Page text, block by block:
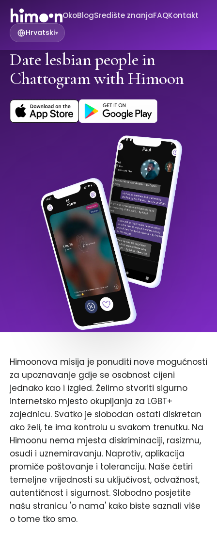
OkoBlogSredište znanjaFAQKontakt
Hrvatski▾
Date lesbian people in
Chattogram with Himoon
Himoonova misija je ponuditi nove mogućnosti
za upoznavanje gdje se osobnost cijeni
jednako kao i izgled. Želimo stvoriti sigurno
internetsko mjesto okupljanja za LGBT+
zajednicu. Svatko je slobodan ostati diskretan
ako želi, te ima kontrolu u svakom trenutku. Na
Himoonu nema mjesta diskriminaciji, rasizmu,
osudi i uznemiravanju. Naprotiv, aplikacija
promiče poštovanje i toleranciju. Naše četiri
temeljne vrijednosti su uključivost, odvažnost,
autentičnost i sigurnost. Slobodno posjetite
našu stranicu 'o nama' kako biste saznali više
o tome tko smo.